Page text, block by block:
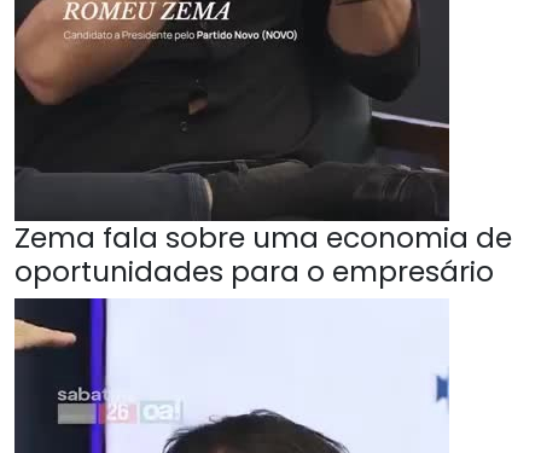
Zema fala sobre uma economia de
oportunidades para o empresário